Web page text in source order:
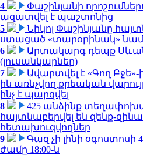
4
Փաշինյանի
ազատվել է պաշտոնից
5
Նիկոլ Փաշինյանը
ստացած «տարօրինակ»
6
Արտակարգ դեպք
(լուսանկարներ)
7
Ավարտվել է «Գող Բջե»-
ին առնչվող քրեական
ինչ է պարզվել
8
425 անձինք
հայտնաբերվել են զենք-
հետախուզվողներ
9
Գազ չի լինի օգոստոսի
ժամը 18:00-ն